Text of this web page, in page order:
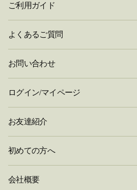
ご利用ガイド
よくあるご質問
お問い合わせ
ログイン/マイページ
お友達紹介
初めての方へ
会社概要